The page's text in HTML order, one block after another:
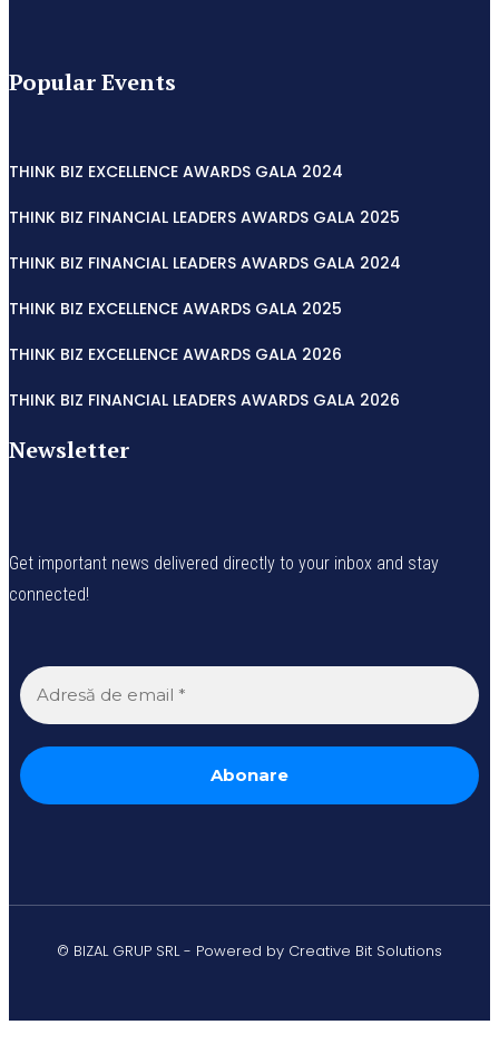
Popular Events
THINK BIZ EXCELLENCE AWARDS GALA 2024
THINK BIZ FINANCIAL LEADERS AWARDS GALA 2025
THINK BIZ FINANCIAL LEADERS AWARDS GALA 2024
THINK BIZ EXCELLENCE AWARDS GALA 2025
THINK BIZ EXCELLENCE AWARDS GALA 2026
THINK BIZ FINANCIAL LEADERS AWARDS GALA 2026
Newsletter
Get important news delivered directly to your inbox and stay
connected!
© BIZAL GRUP SRL - Powered by Creative Bit Solutions